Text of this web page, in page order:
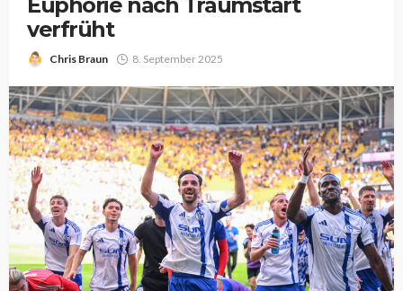
verfrüht
Chris Braun 8. September 2025